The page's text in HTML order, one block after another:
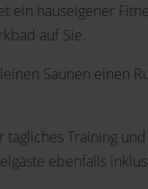
ein hauseigener
auf Sie.
Saunen einen
tägliches Training
ebenfalls